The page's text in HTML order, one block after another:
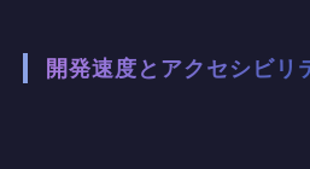
開発速度とアクセシビリ